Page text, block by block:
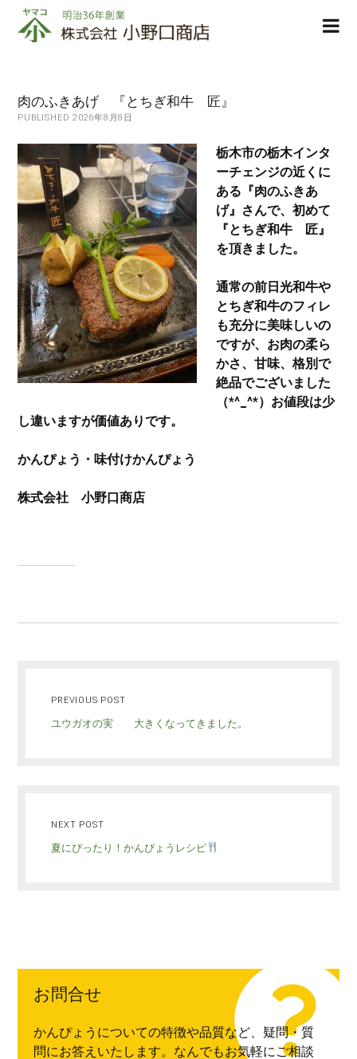
株
式
小
野
店
肉のふきあげ 『とちぎ和牛 匠』
PUBLISHED 2026年8月8日
栃木市の栃木インタ
ーチェンジの近くに
ある『肉のふきあ
げ』さんで、初めて
『とちぎ和牛 匠』
を頂きました。
通常の前日光和牛や
とちぎ和牛のフィレ
も充分に美味しいの
ですが、お肉の柔ら
かさ、甘味、格別で
絶品でございました
（*^_^*）お値段は少
し違いますが価値ありです。
かんぴょう・味付けかんぴょう
株式会社 小野口商店
PREVIOUS POST
ユウガオの実 大きくなってきました。
NEXT POST
夏にぴったり！かんぴょうレシピ
お問合せ
かんぴょうについての特徴や品質など、疑問・質
問にお答えいたします。なんでもお気軽にご相談